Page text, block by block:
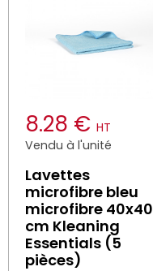
8.28 € HT
Vendu à l'unité
Lavettes
microfibre bleu
microfibre 40x40
cm Kleaning
Essentials (5
pièces)